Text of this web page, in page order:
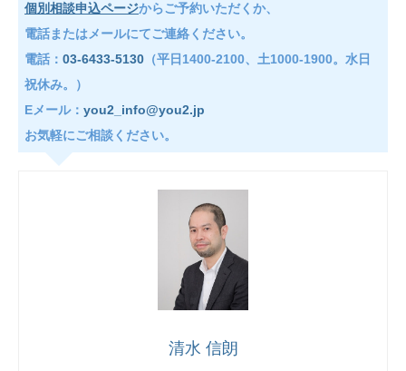
個別相談申込ページからご予約いただくか、
電話またはメールにてご連絡ください。
電話： 03-6433-5130 （平日1400-2100、土1000-1900。水日
祝休み。）
Eメール： you2_info@you2.jp
お気軽にご相談ください。
清水 信朗